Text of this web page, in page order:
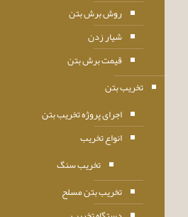
روش برش بتن
شیار زدن
قیمت برش بتن
تخریب بتن
اجرای پروژه تخریب بتن
انواع تخریب
تخریب سنگ
تخریب بتن مسلح